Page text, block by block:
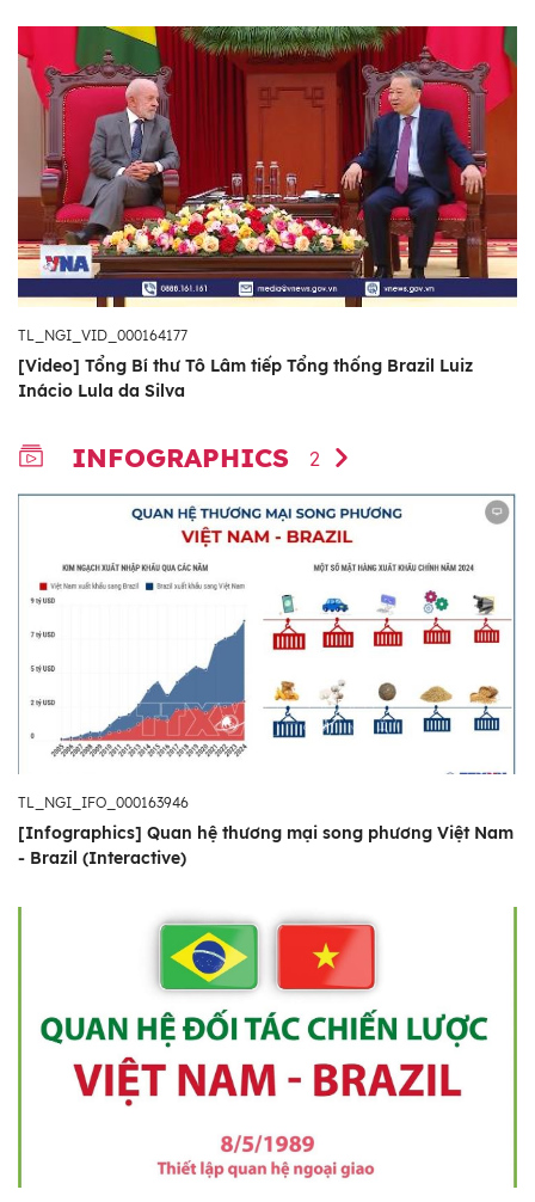
TL_NGI_VID_000164177
[Video] Tổng Bí thư Tô Lâm tiếp Tổng thống Brazil Luiz
Inácio Lula da Silva
INFOGRAPHICS 2
TL_NGI_IFO_000163946
[Infographics] Quan hệ thương mại song phương Việt Nam
- Brazil (Interactive)